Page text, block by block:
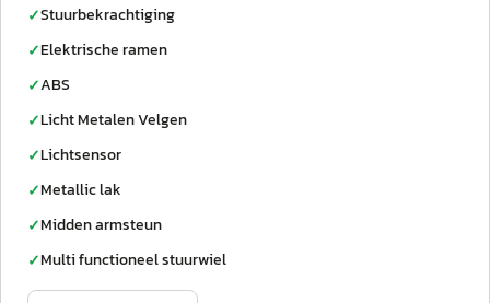
✓Stuurbekrachtiging
✓Elektrische ramen
✓ABS
✓Licht Metalen Velgen
✓Lichtsensor
✓Metallic lak
✓Midden armsteun
✓Multi functioneel stuurwiel